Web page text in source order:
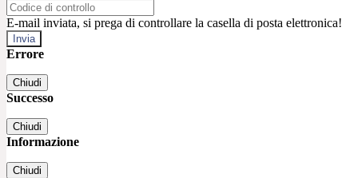
E-mail inviata, si prega di controllare la casella di posta elettronica!
Errore
Chiudi
Successo
Chiudi
Informazione
Chiudi